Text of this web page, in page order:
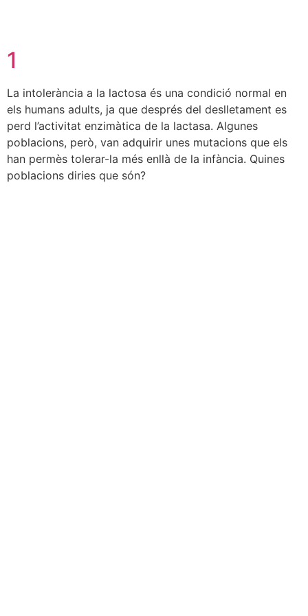
1
La intolerància a la lactosa és una condició normal en
els humans adults, ja que després del deslletament es
perd l’activitat enzimàtica de la lactasa. Algunes
poblacions, però, van adquirir unes mutacions que els
han permès tolerar-la més enllà de la infància. Quines
poblacions diries que són?